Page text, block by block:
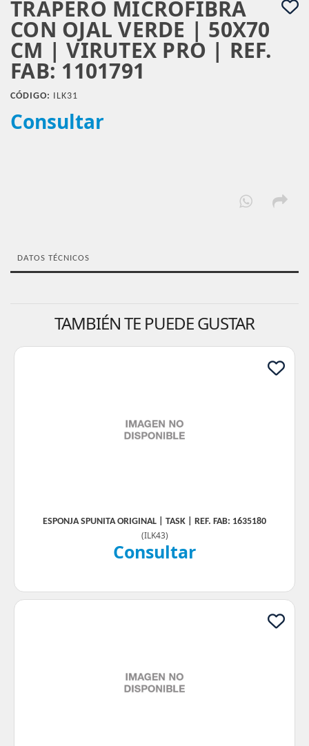
TRAPERO MICROFIBRA
CON OJAL VERDE | 50X70
CM | VIRUTEX PRO | REF.
FAB: 1101791
CÓDIGO: ILK31
Consultar
DATOS TÉCNICOS
TAMBIÉN TE PUEDE GUSTAR
ESPONJA SPUNITA ORIGINAL | TASK | REF. FAB: 1635180
(ILK43)
Consultar